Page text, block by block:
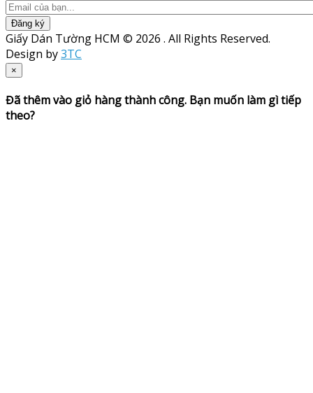
Đăng ký
Giấy Dán Tường HCM © 2026 . All Rights Reserved.
Design by3TC
×
Đã thêm vào giỏ hàng thành công. Bạn muốn làm gì tiếp
theo?